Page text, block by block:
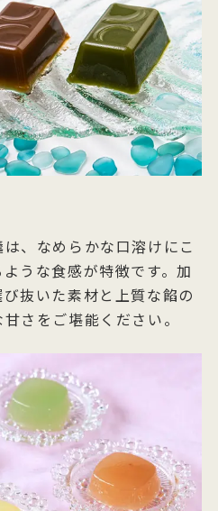
、なめらかな口溶けにこ
うな食感が特徴です。加
抜いた素材と上質な餡の
さをご堪能ください。